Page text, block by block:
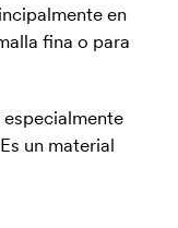
en
fina o para
un material